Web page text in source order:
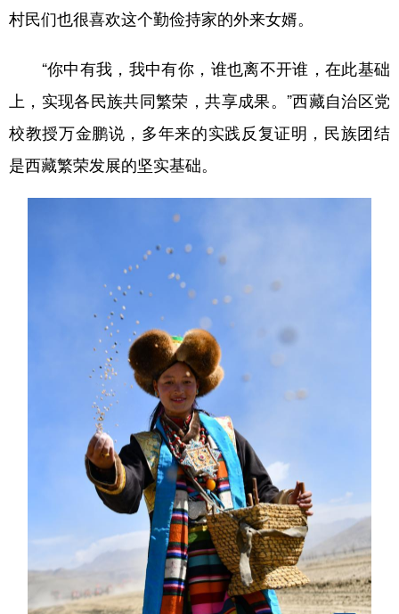
村民们也很喜欢这个勤俭持家的外来女婿。
“你中有我，我中有你，谁也离不开谁，在此基础
上，实现各民族共同繁荣，共享成果。”西藏自治区党
校教授万金鹏说，多年来的实践反复证明，民族团结
是西藏繁荣发展的坚实基础。